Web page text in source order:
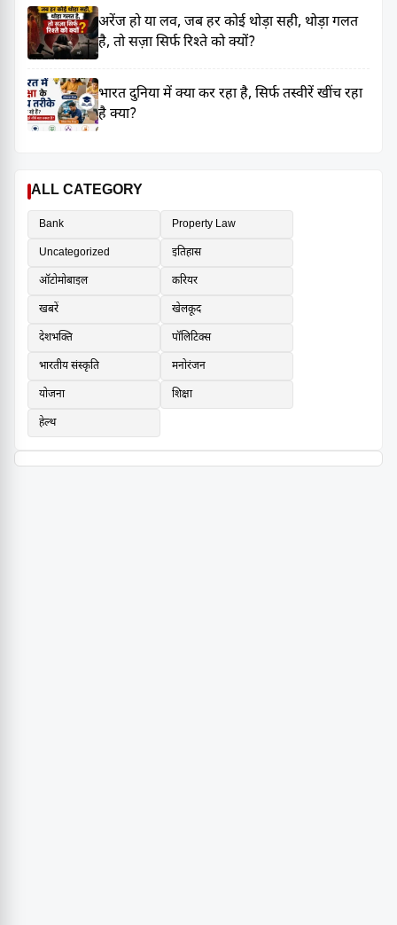
अरेंज हो या लव, जब हर कोई थोड़ा सही, थोड़ा गलत
है, तो सज़ा सिर्फ रिश्ते को क्यों?
भारत दुनिया में क्या कर रहा है, सिर्फ तस्वीरें खींच रहा
है क्या?
ALL CATEGORY
Bank
Property Law
Uncategorized
इतिहास
ऑटोमोबाइल
करियर
खबरें
खेलकूद
देशभक्ति
पॉलिटिक्स
भारतीय संस्कृति
मनोरंजन
योजना
शिक्षा
हेल्थ